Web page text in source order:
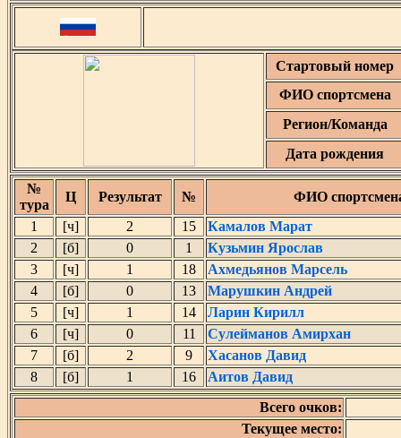
Стартовый номер
ФИО спортсмена
Регион/Команда
Дата рождения
№
тура
Ц Результат №
ФИО
1
[ч] 2 15
Камалов Марат
2
[б] 0 1
Кузьмин Ярослав
3
[ч] 1 18
Ахмедьянов Марсель
4
[б] 0 13
Марушкин Андрей
5
[ч] 1 14
Ларин Кирилл
6
[ч] 0 11
Сулейманов Амирхан
7
[б] 2 9
Хасанов Давид
8
[б] 1 16
Аитов Давид
Всего очков:
Текущее место: